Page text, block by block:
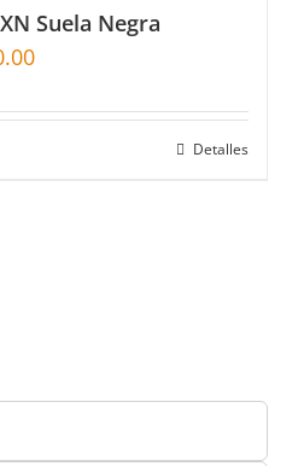
Suela Negra
Detalles